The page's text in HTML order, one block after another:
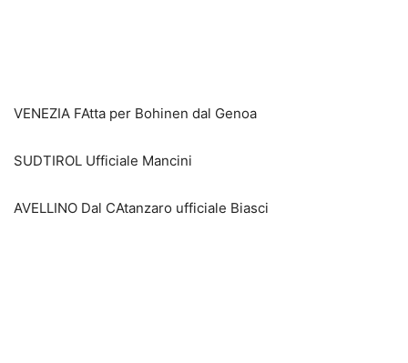
VENEZIA FAtta per Bohinen dal Genoa
SUDTIROL Ufficiale Mancini
AVELLINO Dal CAtanzaro ufficiale Biasci